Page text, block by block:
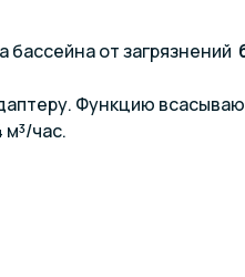
бассейна от загрязнений
Функцию
час.